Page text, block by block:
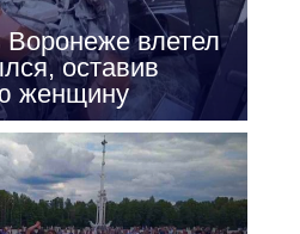
влетел
оставив
женщину